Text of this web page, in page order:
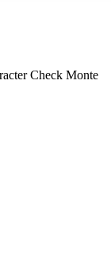
Check Monte